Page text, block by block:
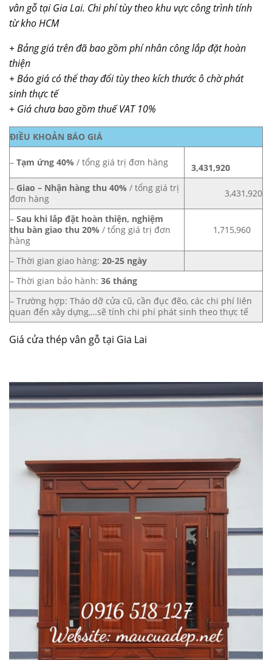
vân gỗtại Gia Lai. Chi phí tùy theo khu vực công trình tính
từ kho HCM
+ Bảng giá trên đã bao gồm phí nhân công lắp đặt hoàn
thiện
+ Báo giá có thể thay đổi tùy theo kích thước ô chờ phát
sinh thực tế
+ Giá chưa bao gồm thuế VAT 10%
ĐIỀU KHOẢN BÁO GIÁ
– Tạm ứng 40% / tổng giá trị đơn hàng
3,431,920
– Giao – Nhận hàng thu 40% / tổng giá trị
đơn hàng
3,431,920
– Sau khi lắp đặt hoàn thiện, nghiệm
thu bàn giao thu 20% / tổng giá trị đơn
hàng
1,715,960
– Thời gian giao hàng: 20-25 ngày
– Thời gian bảo hành: 36 tháng
– Trường hợp: Tháo dỡ cửa cũ, cần đục đẽo, các chi phí liên
quan đến xây dựng,…sẽ tính chi phí phát sinh theo thực tế
Giá cửa thép vân gỗ tại Gia Lai